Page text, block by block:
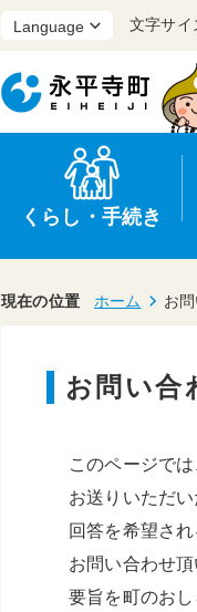
くらし・手続き
上水道・下水道
申請書・証明書
防災
医療
保育・子育て
農業・林業・漁
行政
広報
頑張る地方応
グラム
文字サイ
現在の位置 ホーム お
お問い合
このページで
お送りいただ
回答を希望さ
お問い合わせ
要旨を町のお